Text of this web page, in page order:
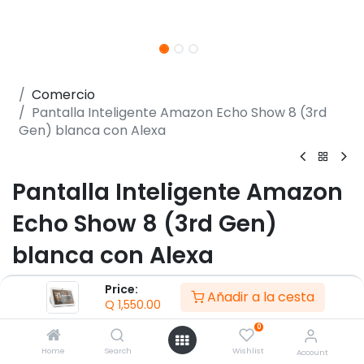
Price:
Q 1,550.00 Añadir a la cesta
Home Search
0
Wishlist Account
Comercio
Pantalla Inteligente Amazon Echo Show 8 (3rd
Gen) blanca con Alexa
Pantalla Inteligente Amazon
Echo Show 8 (3rd Gen)
blanca con Alexa
(0 reseña)
- Pantalla Táctil 8" HD 1280x800
- Wi-Fi 802.11a/b/g/n/ac Doble Banda
- Bluetooth 5.1 A2DP